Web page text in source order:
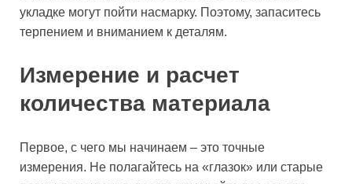
укладке могут пойти насмарку. Поэтому, запаситесь
терпением и вниманием к деталям.
Измерение и расчет
количества материала
Первое, с чего мы начинаем – это точные
измерения. Не полагайтесь на «глазок» или старые